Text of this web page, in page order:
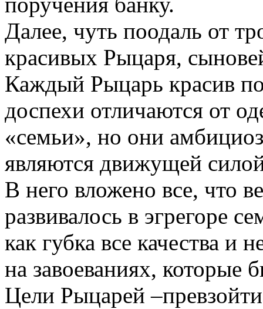
Далее, чуть поодаль от
красивых Рыцаря,
Каждый Рыцарь красив
доспехи отличаются от
«семьи», но они
являются движущей
В него вложено все, что
развивалось в эгрегоре
как губка все качества и
на завоеваниях, которые
Цели Рыцарей